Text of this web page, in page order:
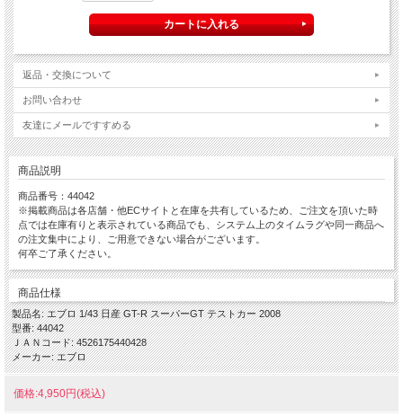
返品・交換について
お問い合わせ
友達にメールですすめる
商品説明
商品番号：44042
※掲載商品は各店舗・他ECサイトと在庫を共有しているため、ご注文を頂いた時
点では在庫有りと表示されている商品でも、システム上のタイムラグや同一商品へ
の注文集中により、ご用意できない場合がございます。
何卒ご了承ください。
商品仕様
製品名: エブロ 1/43 日産 GT-R スーパーGT テストカー 2008
型番: 44042
ＪＡＮコード: 4526175440428
メーカー: エブロ
価格:4,950円(税込)